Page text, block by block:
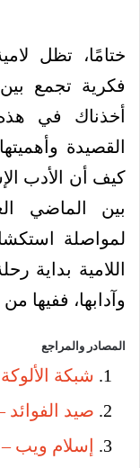
ختامًا، تظل
فكرية تجمع
أخذناك في
القصيدة
كيف أن الأدب
بين الماضي
لمواصلة
اللامية بداية
وآدابها، ففيها
المصادر والمراجع
شبكة
صيد
إسلام ويب